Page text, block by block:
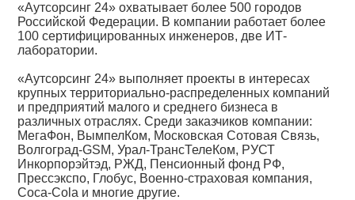
«Аутсорсинг 24» охватывает более 500 городов
Российской Федерации. В компании работает более
100 сертифицированных инженеров, две ИТ-
лаборатории.
«Аутсорсинг 24» выполняет проекты в интересах
крупных территориально-распределенных компаний
и предприятий малого и среднего бизнеса в
различных отраслях. Среди заказчиков компании:
МегаФон, ВымпелКом, Московская Сотовая Связь,
Волгоград-GSM, Урал-ТрансТелеКом, РУСТ
Инкорпорэйтэд, РЖД, Пенсионный фонд РФ,
Прессэкспо, Глобус, Военно-страховая компания,
Coca-Cola и многие другие.